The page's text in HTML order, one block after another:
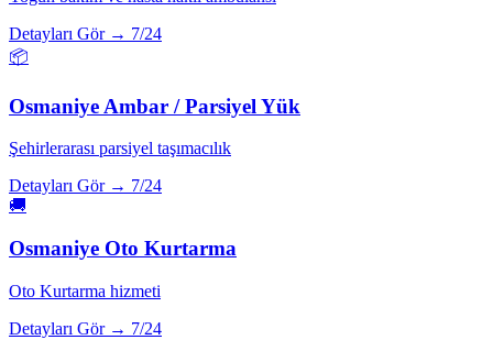
Detayları Gör → 7/24
📦
Osmaniye Ambar / Parsiyel Yük
Şehirlerarası parsiyel taşımacılık
Detayları Gör → 7/24
🚚
Osmaniye Oto Kurtarma
Oto Kurtarma hizmeti
Detayları Gör → 7/24